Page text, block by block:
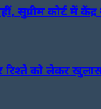
सुप्रीम कोर्ट में
रिश्ते को लेकर